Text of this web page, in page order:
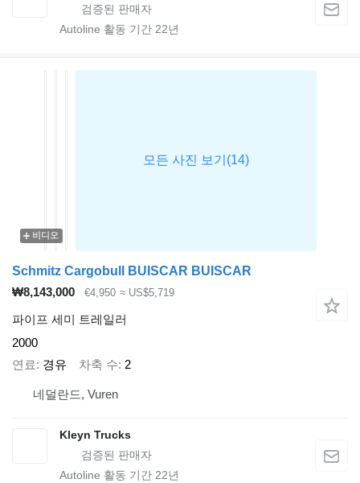
Autoline 활동 기간 22년
비디오
Schmitz Cargobull BUISCAR BUISCAR
₩8,143,000
€4,950 ≈ US$5,719
파이프 세미 트레일러
2000
연료
경유 차축 수 2
네덜란드, Vuren
Kleyn Trucks
Autoline 활동 기간 22년